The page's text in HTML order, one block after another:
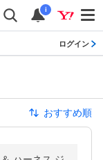
i
ログイン
おすすめ順